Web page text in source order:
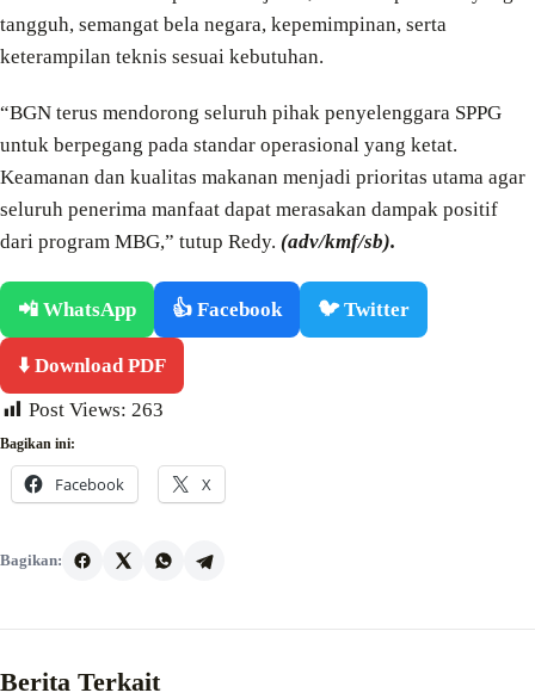
tangguh, semangat bela negara, kepemimpinan, serta
keterampilan teknis sesuai kebutuhan.
“BGN terus mendorong seluruh pihak penyelenggara SPPG
untuk berpegang pada standar operasional yang ketat.
Keamanan dan kualitas makanan menjadi prioritas utama agar
seluruh penerima manfaat dapat merasakan dampak positif
dari program MBG,” tutup Redy. (adv/kmf/sb).
📲 WhatsApp 👍 Facebook 🐦 Twitter
⬇️ Download PDF
Post Views: 263
Bagikan ini:
Facebook X
Bagikan:
Berita Terkait